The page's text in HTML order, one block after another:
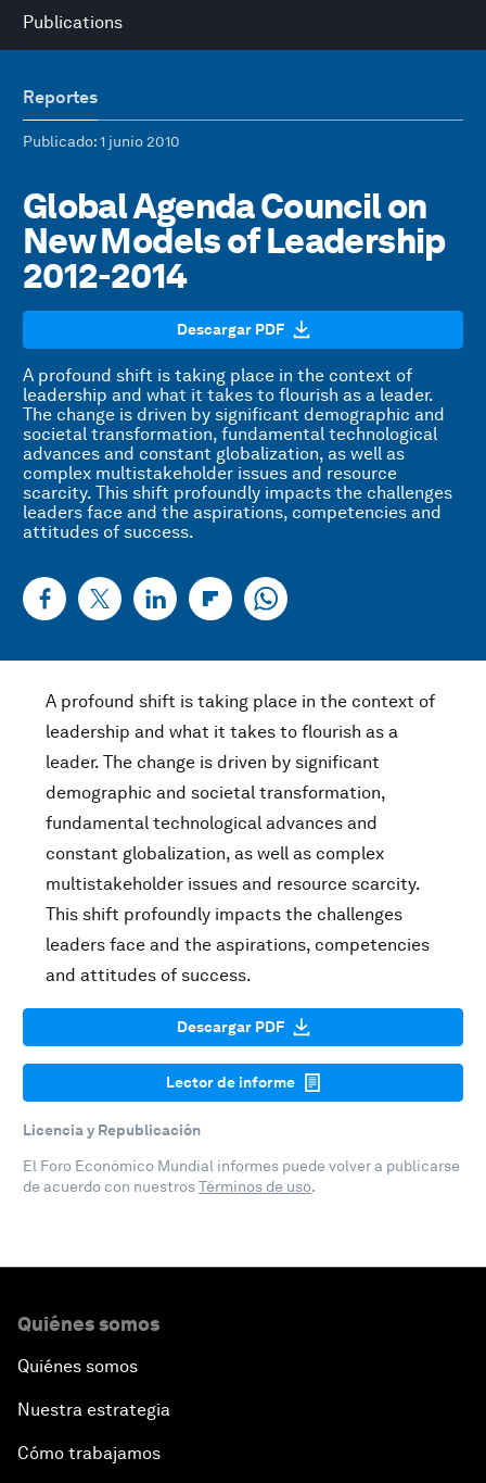
Publications
Reportes
Publicado: 1 junio 2010
Global Agenda Council on
New Models of Leadership
2012-2014
Descargar PDF
A profound shift is taking place in the context of
leadership and what it takes to flourish as a leader.
The change is driven by significant demographic and
societal transformation, fundamental technological
advances and constant globalization, as well as
complex multistakeholder issues and resource
scarcity. This shift profoundly impacts the challenges
leaders face and the aspirations, competencies and
attitudes of success.
A profound shift is taking place in the context of
leadership and what it takes to flourish as a
leader. The change is driven by significant
demographic and societal transformation,
fundamental technological advances and
constant globalization, as well as complex
multistakeholder issues and resource scarcity.
This shift profoundly impacts the challenges
leaders face and the aspirations, competencies
and attitudes of success.
Descargar PDF
Lector de informe
Licencia y Republicación
El Foro Económico Mundial informes puede volver a publicarse
de acuerdo con nuestrosTérminos de uso.
Quiénes somos
Quiénes somos
Nuestra estrategia
Cómo trabajamos